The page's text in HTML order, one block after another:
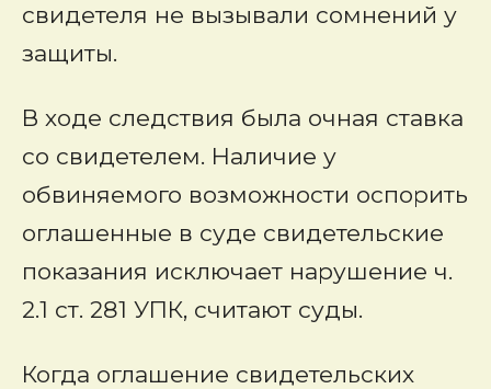
свидетеля не вызывали сомнений у
защиты.
В ходе следствия была очная ставка
со свидетелем. Наличие у
обвиняемого возможности оспорить
оглашенные в суде свидетельские
показания исключает нарушение ч.
2.1 ст. 281 УПК, считают суды.
Когда оглашение свидетельских